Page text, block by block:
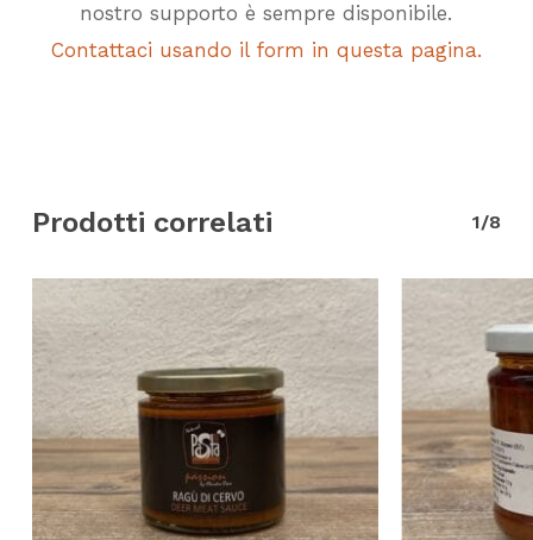
nostro supporto è sempre disponibile.
Contattaci usando il form in questa pagina.
Prodotti correlati 1/8